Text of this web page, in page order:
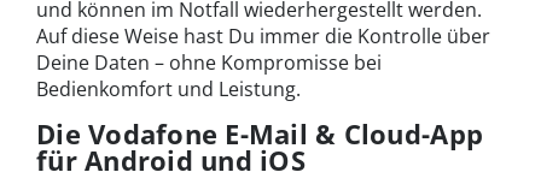
und können im Notfall wiederhergestellt werden.
Auf diese Weise hast Du immer die Kontrolle über
Deine Daten – ohne Kompromisse bei
Bedienkomfort und Leistung.
Die Vodafone E-Mail & Cloud-App
für Android und iOS